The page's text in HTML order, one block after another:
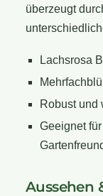
überzeugt
Lachsrosa
Robust und
Geeignet
Aussehen